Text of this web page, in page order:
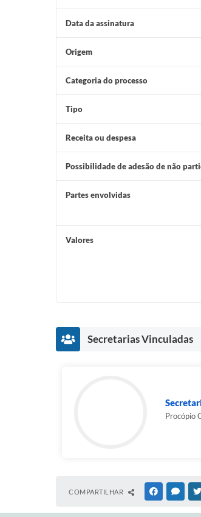
Data da assinatura
Origem
Categoria do processo
Tipo
Receita ou despesa
Possibilidade de adesão de não
Partes envolvidas
Valores
Secretarias Vinculadas
Procópio
COMPARTILHAR FACEBOOK